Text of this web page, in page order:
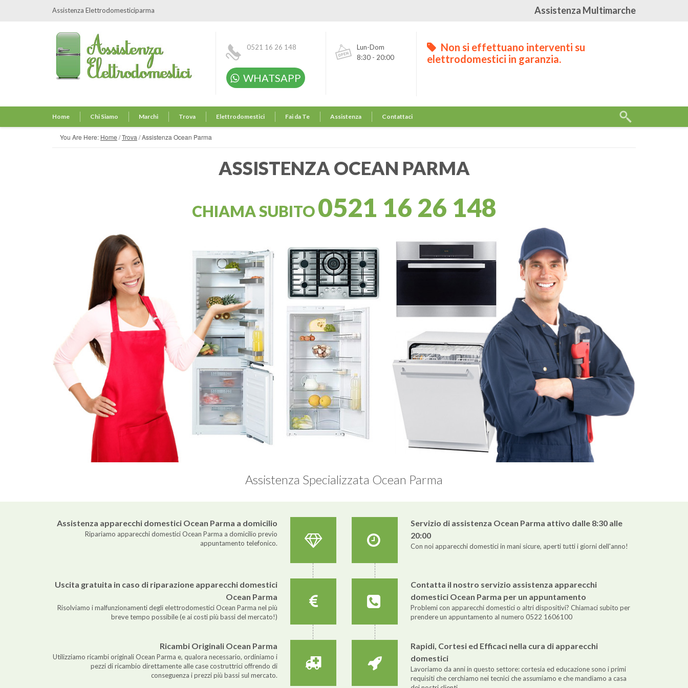
Assistenza Elettrodomesticiparma Assistenza Multimarche
0521 16 26 148
WHATSAPP
Lun-Dom
8:30 - 20:00
Non si effettuano interventi su
elettrodomestici in garanzia.
Home Chi Siamo Marchi Trova Elettrodomestici Fai da Te Assistenza Contattaci
You Are Here: Home /Trova /Assistenza Ocean Parma
ASSISTENZA OCEAN PARMA
CHIAMA SUBITO0521 16 26 148
Assistenza Specializzata Ocean Parma
Assistenza apparecchi domestici Ocean Parma a domicilio
Ripariamo apparecchi domestici Ocean Parma a domicilio previo
appuntamento telefonico.
Uscita gratuita in caso di riparazione apparecchi domestici
Ocean Parma
Risolviamo i malfunzionamenti degli elettrodomestici Ocean Parma nel più
breve tempo possibile (e ai costi più bassi del mercato!)
Ricambi Originali Ocean Parma
Utilizziamo ricambi originali Ocean Parma e, qualora necessario, ordiniamo i
pezzi di ricambio direttamente alle case costruttrici offrendo di
conseguenza i prezzi più bassi sul mercato.
Servizio di assistenza Ocean Parma attivo dalle 8:30 alle
20:00
Con noi apparecchi domestici in mani sicure, aperti tutti i giorni dell'anno!
Contatta il nostro servizio assistenza apparecchi
domestici Ocean Parma per un appuntamento
Problemi con apparecchi domestici o altri dispositivi? Chiamaci subito per
prendere un appuntamento al numero 0522 1606100
Rapidi, Cortesi ed Efficaci nella cura di apparecchi
domestici
Lavoriamo da anni in questo settore: cortesia ed educazione sono i primi
requisiti che cerchiamo nei tecnici che assumiamo e che mandiamo a casa